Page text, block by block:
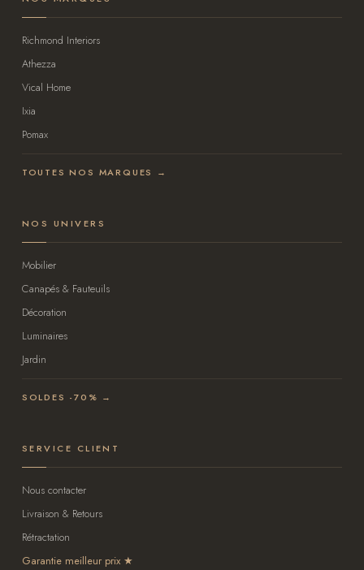
Richmond Interiors
Athezza
Vical Home
Ixia
Pomax
TOUTES NOS MARQUES →
NOS UNIVERS
Mobilier
Canapés & Fauteuils
Décoration
Luminaires
Jardin
SOLDES -70% →
SERVICE CLIENT
Nous contacter
Livraison & Retours
Rétractation
Garantie meilleur prix